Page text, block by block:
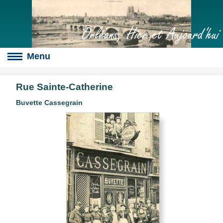
Orléans, Hier et Aujourd'hui
Rue Sainte-Catherine
Buvette Cassegrain